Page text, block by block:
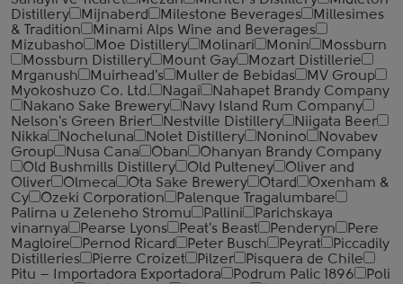
Distillery
Mijnaberd Milestone Beverages
Millesimes
& Tradition
Minami Alps Wine and Beverages
Mizubasho
Moe Distillery Molinari Monin
Mossburn
Mossburn Distillery
Mount Gay
Mozart Distillerie
Mrganush
Muirhead's Muller de Bebidas
MV Group
Myokoshuzo Co. Ltd.
Nagai
Nahapet Brandy Company
Nakano Sake Brewery
Navy Island Rum Company
Nelson's Green Brier
Nestville Distillery
Niigata Beer
Nikka
Nocheluna Nolet Distillery Nonino
Novabev
Group
Nusa Cana Oban
Ohanyan Brandy Company
Old Bushmills Distillery
Old Pulteney
Oliver and
Oliver
Olmeca Ota Sake Brewery Otard
Oxenham &
Cy
Ozeki Corporation
Palenque Tragalumbare
Palirna u Zeleneho Stromu
Pallini
Parichskaya
vinarnya
Pearse Lyons Peat's Beast Penderyn
Pere
Magloire
Pernod Ricard Peter Busch Peyrat
Piccadily
Distilleries
Pierre Croizet Pilzer
Pisquera de Chile
Pitu – Importadora Exportadora
Podrum Palic 1896
Poli